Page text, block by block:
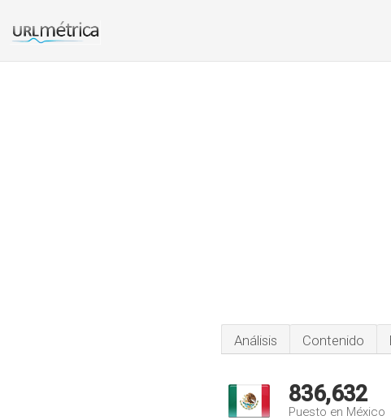
Análisis Contenido
836,632
Puesto en México